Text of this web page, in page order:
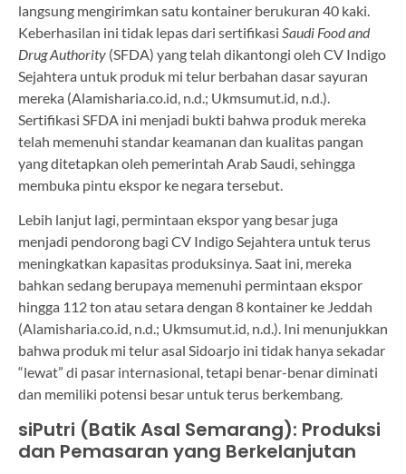
langsung mengirimkan satu kontainer berukuran 40 kaki.
Keberhasilan ini tidak lepas dari sertifikasi Saudi Food and
Drug Authority (SFDA) yang telah dikantongi oleh CV Indigo
Sejahtera untuk produk mi telur berbahan dasar sayuran
mereka (Alamisharia.co.id, n.d.; Ukmsumut.id, n.d.).
Sertifikasi SFDA ini menjadi bukti bahwa produk mereka
telah memenuhi standar keamanan dan kualitas pangan
yang ditetapkan oleh pemerintah Arab Saudi, sehingga
membuka pintu ekspor ke negara tersebut.
Lebih lanjut lagi, permintaan ekspor yang besar juga
menjadi pendorong bagi CV Indigo Sejahtera untuk terus
meningkatkan kapasitas produksinya. Saat ini, mereka
bahkan sedang berupaya memenuhi permintaan ekspor
hingga 112 ton atau setara dengan 8 kontainer ke Jeddah
(Alamisharia.co.id, n.d.; Ukmsumut.id, n.d.). Ini menunjukkan
bahwa produk mi telur asal Sidoarjo ini tidak hanya sekadar
“lewat” di pasar internasional, tetapi benar-benar diminati
dan memiliki potensi besar untuk terus berkembang.
siPutri (Batik Asal Semarang): Produksi
dan Pemasaran yang Berkelanjutan